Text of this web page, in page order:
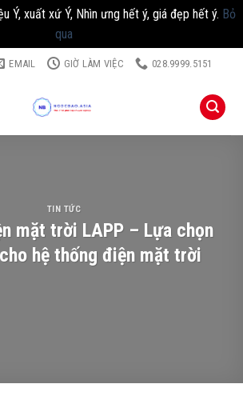
Ý, xuất xứ Ý, Nhìn ưng hết ý, giá đẹp hết ý. Bỏ
qua
EMAIL GIỜ LÀM VIỆC 028.9999.5151
TIN TỨC
mặt trời LAPP – Lựa chọn
hệ thống điện mặt trời